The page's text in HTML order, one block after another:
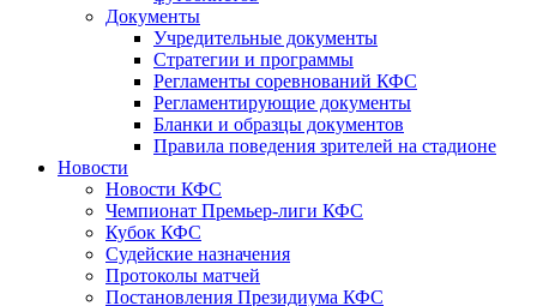
Документы
Учредительные документы
Стратегии и программы
Регламенты соревнований КФС
Регламентирующие документы
Бланки и образцы документов
Правила поведения зрителей на стадионе
Новости
Новости КФС
Чемпионат Премьер-лиги КФС
Кубок КФС
Судейские назначения
Протоколы матчей
Постановления Президиума КФС